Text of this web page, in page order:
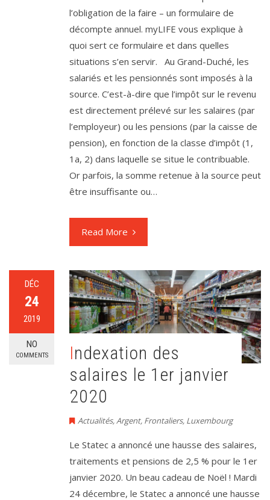
l’obligation de la faire – un formulaire de
décompte annuel. myLIFE vous explique à
quoi sert ce formulaire et dans quelles
situations s’en servir. Au Grand-Duché, les
salariés et les pensionnés sont imposés à la
source. C’est-à-dire que l’impôt sur le revenu
est directement prélevé sur les salaires (par
l’employeur) ou les pensions (par la caisse de
pension), en fonction de la classe d’impôt (1,
1a, 2) dans laquelle se situe le contribuable.
Or parfois, la somme retenue à la source peut
être insuffisante ou…
Read More
DÉC
24
2019
NO
COMMENTS
Indexation des
salaires le 1er janvier
2020
Actualités,Argent, Frontaliers, Luxembourg
Le Statec a annoncé une hausse des salaires,
traitements et pensions de 2,5 % pour le 1er
janvier 2020. Un beau cadeau de Noël ! Mardi
24 décembre, le Statec a annoncé une hausse